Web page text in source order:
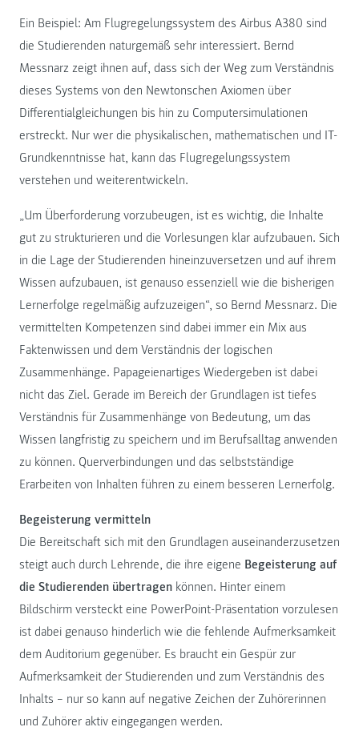
Ein Beispiel: Am Flugregelungssystem des Airbus A380 sind
die Studierenden naturgemäß sehr interessiert. Bernd
Messnarz zeigt ihnen auf, dass sich der Weg zum Verständnis
dieses Systems von den Newtonschen Axiomen über
Differentialgleichungen bis hin zu Computersimulationen
erstreckt. Nur wer die physikalischen, mathematischen und IT-
Grundkenntnisse hat, kann das Flugregelungssystem
verstehen und weiterentwickeln.
„Um Überforderung vorzubeugen, ist es wichtig, die Inhalte
gut zu strukturieren und die Vorlesungen klar aufzubauen. Sich
in die Lage der Studierenden hineinzuversetzen und auf ihrem
Wissen aufzubauen, ist genauso essenziell wie die bisherigen
Lernerfolge regelmäßig aufzuzeigen“, so Bernd Messnarz. Die
vermittelten Kompetenzen sind dabei immer ein Mix aus
Faktenwissen und dem Verständnis der logischen
Zusammenhänge. Papageienartiges Wiedergeben ist dabei
nicht das Ziel. Gerade im Bereich der Grundlagen ist tiefes
Verständnis für Zusammenhänge von Bedeutung, um das
Wissen langfristig zu speichern und im Berufsalltag anwenden
zu können. Querverbindungen und das selbstständige
Erarbeiten von Inhalten führen zu einem besseren Lernerfolg.
Begeisterung vermitteln
Die Bereitschaft sich mit den Grundlagen auseinanderzusetzen
steigt auch durch Lehrende, die ihre eigene Begeisterung auf
die Studierenden übertragen können. Hinter einem
Bildschirm versteckt eine PowerPoint-Präsentation vorzulesen
ist dabei genauso hinderlich wie die fehlende Aufmerksamkeit
dem Auditorium gegenüber. Es braucht ein Gespür zur
Aufmerksamkeit der Studierenden und zum Verständnis des
Inhalts – nur so kann auf negative Zeichen der Zuhörerinnen
und Zuhörer aktiv eingegangen werden.